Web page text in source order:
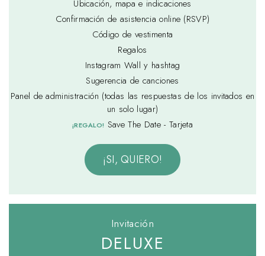
Ubicación, mapa e indicaciones
Confirmación de asistencia online (RSVP)
Código de vestimenta
Regalos
Instagram Wall y hashtag
Sugerencia de canciones
Panel de administración (todas las respuestas de los invitados en
un solo lugar)
¡REGALO! Save The Date - Tarjeta
¡SI, QUIERO!
Invitación
DELUXE